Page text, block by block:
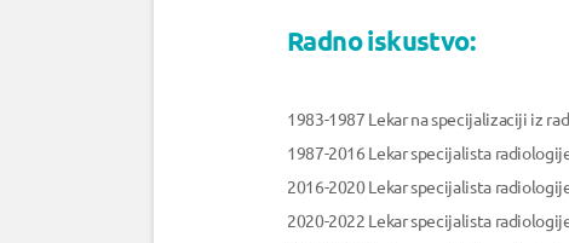
Radno iskustvo:
1983-1987 Lekar na specijalizaciji iz
1987-2016 Lekar specijalista
2016-2020 Lekar specijalista
2020-2022 Lekar specijalista